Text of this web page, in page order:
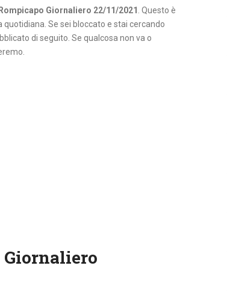
Giornaliero 22/11/2021 . Questo è
Se sei bloccato e stai cercando
di seguito. Se qualcosa non va o